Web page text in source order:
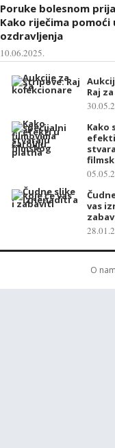
Poruke bolesnom
Kako riječima pomoći
ozdravljenja
10.06.2025.
Raj
Kako
vas
O